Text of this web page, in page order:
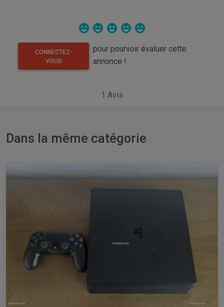
CONNECTEZ-
VOUS
pour pourvoir évaluer cette
annonce !
1 Avis
Dans la même catégorie